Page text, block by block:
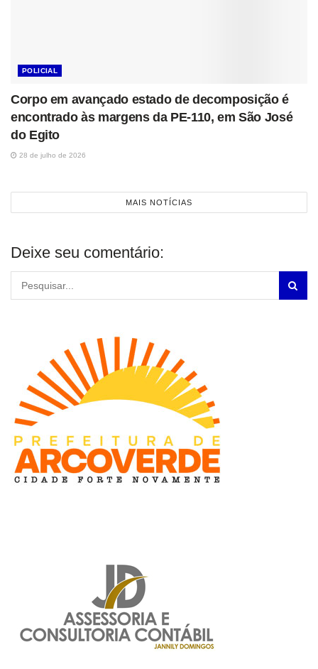
POLICIAL
Corpo em avançado estado de decomposição é
encontrado às margens da PE-110, em São José
do Egito
28 de julho de 2026
MAIS NOTÍCIAS
Deixe seu comentário: